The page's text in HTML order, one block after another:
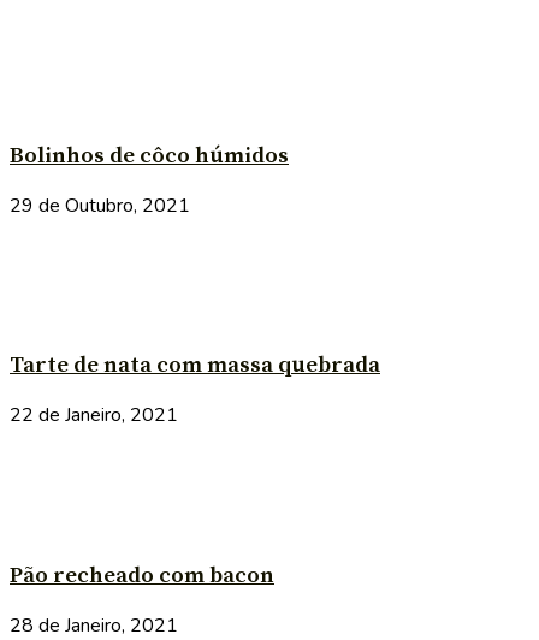
Bolinhos de côco húmidos
29 de Outubro, 2021
Tarte de nata com massa quebrada
22 de Janeiro, 2021
Pão recheado com bacon
28 de Janeiro, 2021